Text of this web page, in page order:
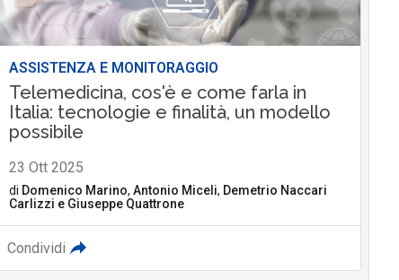
ASSISTENZA E MONITORAGGIO
Telemedicina, cos'è e come farla in
Italia: tecnologie e finalità, un modello
possibile
23 Ott 2025
di Domenico Marino, Antonio Miceli, Demetrio Naccari
Carlizzi e Giuseppe Quattrone
Condividi